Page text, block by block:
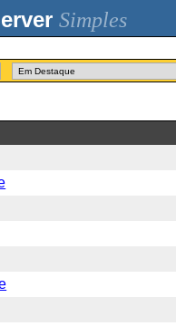
Simples